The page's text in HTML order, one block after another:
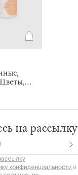
на рассылку
конфиденциальностии